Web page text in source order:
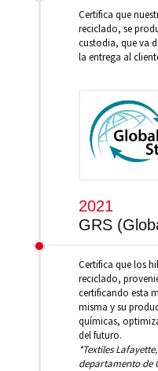
Certifica que
reciclado, se
custodia, que va
la entrega al
2021
GRS
Certifica que los
reciclado,
certificando esta
misma y su
químicas,
del futuro.
*Textiles
departamento de